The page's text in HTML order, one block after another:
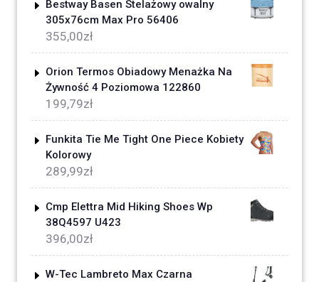
Bestway Basen Stelażowy owalny
305x76cm Max Pro 56406
355,00zł
Orion Termos Obiadowy Menażka Na
Żywność 4 Poziomowa 122860
199,79zł
Funkita Tie Me Tight One Piece Kobiety
Kolorowy
289,99zł
Cmp Elettra Mid Hiking Shoes Wp
38Q4597 U423
396,00zł
W-Tec Lambreto Max Czarna